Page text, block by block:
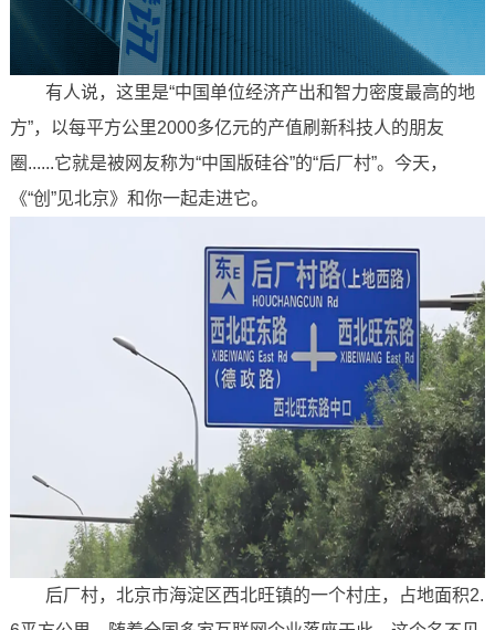
有人说，这里是“中国单位经济产出和智力密度最高的地
方”，以每平方公里2000多亿元的产值刷新科技人的朋友
圈......它就是被网友称为“中国版硅谷”的“后厂村”。今天，
《“创”见北京》和你一起走进它。
后厂村，北京市海淀区西北旺镇的一个村庄，占地面积2.